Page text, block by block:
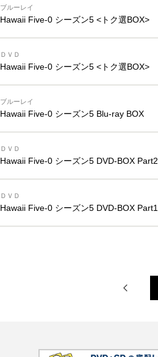
ブルーレイ
Hawaii Five-0 シーズン5 <トク選BOX>
ＤＶＤ
Hawaii Five-0 シーズン5 <トク選BOX>
ブルーレイ
Hawaii Five-0 シーズン5 Blu-ray BOX
ＤＶＤ
Hawaii Five-0 シーズン5 DVD-BOX Part2
ＤＶＤ
Hawaii Five-0 シーズン5 DVD-BOX Part1